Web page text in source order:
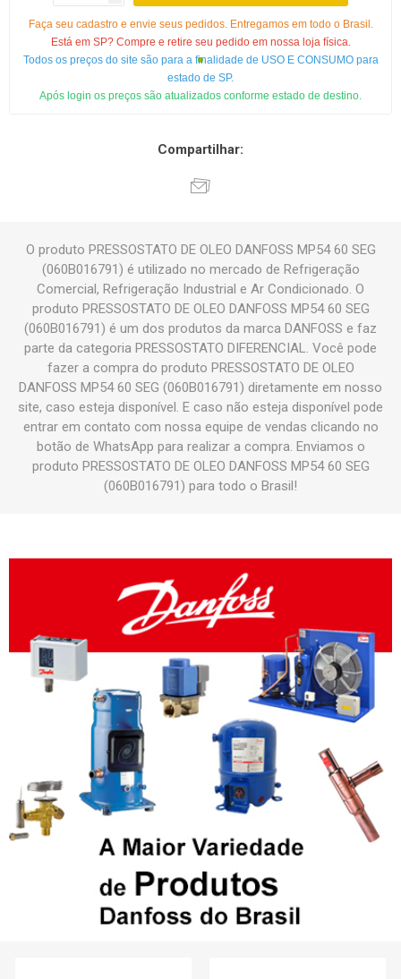
Faça seu cadastro e envie seus pedidos. Entregamos em todo o Brasil.
Está em SP? Compre e retire seu pedido em nossa loja física.
Todos os preços do site são para a finalidade de USO E CONSUMO para
estado de SP.
Após login os preços são atualizados conforme estado de destino.
Compartilhar:
O produto PRESSOSTATO DE OLEO DANFOSS MP54 60 SEG
(060B016791) é utilizado no mercado de Refrigeração
Comercial, Refrigeração Industrial e Ar Condicionado. O
produto PRESSOSTATO DE OLEO DANFOSS MP54 60 SEG
(060B016791) é um dos produtos da marca DANFOSS e faz
parte da categoria PRESSOSTATO DIFERENCIAL. Você pode
fazer a compra do produto PRESSOSTATO DE OLEO
DANFOSS MP54 60 SEG (060B016791) diretamente em nosso
site, caso esteja disponível. E caso não esteja disponível pode
entrar em contato com nossa equipe de vendas clicando no
botão de WhatsApp para realizar a compra. Enviamos o
produto PRESSOSTATO DE OLEO DANFOSS MP54 60 SEG
(060B016791) para todo o Brasil!